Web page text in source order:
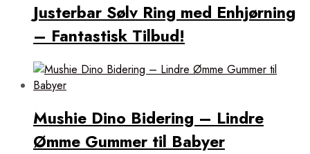
Justerbar Sølv Ring med Enhjørning
– Fantastisk Tilbud!
Mushie Dino Bidering – Lindre
Ømme Gummer til Babyer